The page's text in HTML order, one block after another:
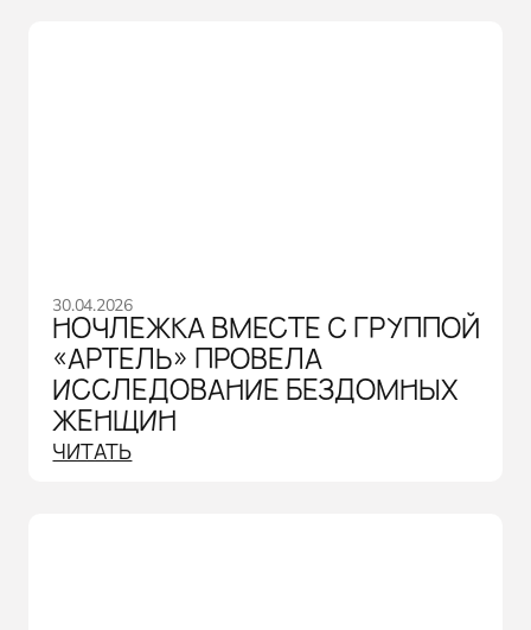
30.04.2026
НОЧЛЕЖКА ВМЕСТЕ С ГРУППОЙ
«АРТЕЛЬ» ПРОВЕЛА
ИССЛЕДОВАНИЕ БЕЗДОМНЫХ
ЖЕНЩИН
ЧИТАТЬ